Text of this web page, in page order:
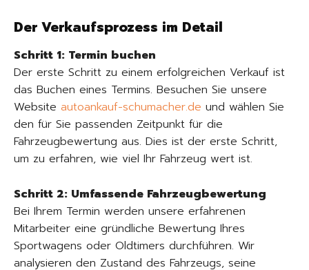
Der Verkaufsprozess im Detail
Schritt 1: Termin buchen
Der erste Schritt zu einem erfolgreichen Verkauf ist
das Buchen eines Termins. Besuchen Sie unsere
Website autoankauf-schumacher.de und wählen Sie
den für Sie passenden Zeitpunkt für die
Fahrzeugbewertung aus. Dies ist der erste Schritt,
um zu erfahren, wie viel Ihr Fahrzeug wert ist.
Schritt 2: Umfassende Fahrzeugbewertung
Bei Ihrem Termin werden unsere erfahrenen
Mitarbeiter eine gründliche Bewertung Ihres
Sportwagens oder Oldtimers durchführen. Wir
analysieren den Zustand des Fahrzeugs, seine